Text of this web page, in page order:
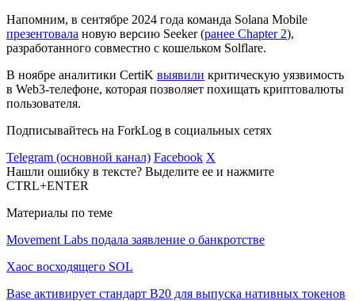
Напомним, в сентябре 2024 года команда Solana Mobile
презентовала новую версию Seeker (ранее Chapter 2),
разработанного совместно с кошельком Solflare.
В ноябре аналитики CertiK выявили критическую уязвимость
в Web3-телефоне, которая позволяет похищать криптовалюты
пользователя.
Подписывайтесь на ForkLog в социальных сетях
Telegram (основной канал) Facebook X
Нашли ошибку в тексте? Выделите ее и нажмите
CTRL+ENTER
Материалы по теме
Movement Labs подала заявление о банкротстве
Хаос восходящего SOL
Base активирует стандарт B20 для выпуска нативных токенов